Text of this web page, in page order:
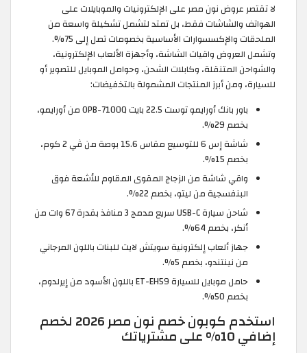
لا تقتصر عروض نون مصر على الإلكترونيات والموبايلات على
الهواتف والشاشات فقط، بل تمتد لتشمل تشكيلة واسعة من
الملحقات والإكسسوارات الأساسية بخصومات تصل إلى 75%.
وتشمل العروض واقيات الشاشة، وأجهزة الألعاب الإلكترونية،
والشواحن المتنقلة، وكابلات الشحن، وحوامل الموبايل للتصوير أو
للسيارة، ومن أبرز المنتجات المشمولة بالتخفيضات:
باور بانك أورايمو توست 22.5 بايت OPB-7100Q من أورايمو،
بخصم 29%.
شاشة إس 6 للتوسيع مقاس 15.6 بوصة من ڤي 2 كوم،
بخصم 15%.
واقي شاشة من الزجاج المقوى المقاوم للأشعة فوق
البنفسجية من ليتو، بخصم 22%.
شاحن سيارة USB-C سريع مدمج 3 منافذ بقدرة 67 وات من
أنكر، بخصم 64%.
جهاز ألعاب إلكترونية سويتش لايت للبنات باللون المرجاني
من نينتندو، بخصم 5%.
حامل موبايل للسيارة ET-EH59 باللون الأسود من إيرلدوم،
بخصم 50%.
استخدم كوبون خصم نون مصر 2026 لخصم
إضافي 10% على مشترياتك